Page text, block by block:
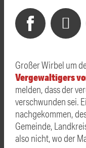
Großer Wirbel um
Vergewaltigers
melden, dass der
verschwunden sei.
nachgekommen,
Gemeinde,
also nicht, wo der